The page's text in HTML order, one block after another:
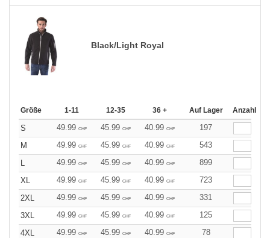
Black/Light Royal
Größe 1-11 12-35 36 + Auf Lager Anzahl
S 49.99 CHF 45.99 CHF 40.99 CHF
197
M
49.99 CHF 45.99 CHF 40.99 CHF
543
L
49.99 CHF 45.99 CHF 40.99 CHF
899
XL
49.99 CHF 45.99 CHF 40.99 CHF
723
2XL
49.99 CHF 45.99 CHF 40.99 CHF
331
3XL
49.99 CHF 45.99 CHF 40.99 CHF
125
4XL
49.99 CHF 45.99 CHF 40.99 CHF 78